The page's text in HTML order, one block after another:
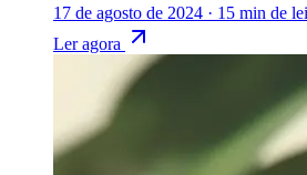
17 de agosto de 2024 · 15 min de
Ler agora